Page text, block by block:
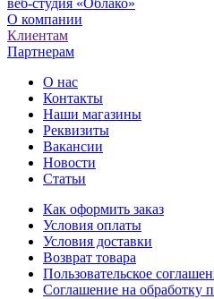
веб-студия «Облако»
О компании
Клиентам
Партнерам
О нас
Контакты
Наши магазины
Реквизиты
Вакансии
Новости
Статьи
Как оформить заказ
Условия оплаты
Условия доставки
Возврат товара
Пользовательское
Соглашение на обработку